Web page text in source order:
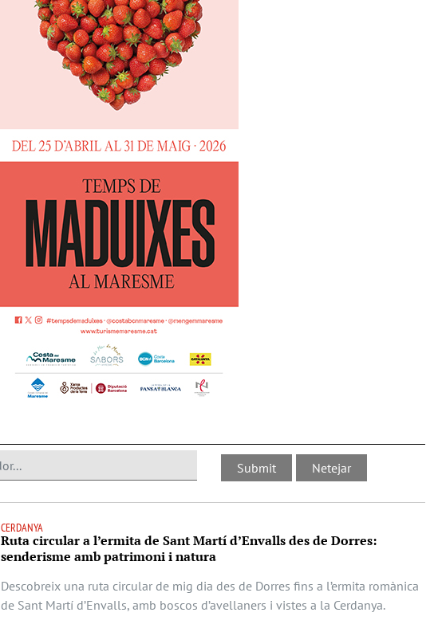
CERDANYA
Ruta circular a l’ermita de Sant Martí d’Envalls des de Dorres:
senderisme amb patrimoni i natura
Descobreix una ruta circular de mig dia des de Dorres fins a l’ermita romànica
de Sant Martí d’Envalls, amb boscos d’avellaners i vistes a la Cerdanya.